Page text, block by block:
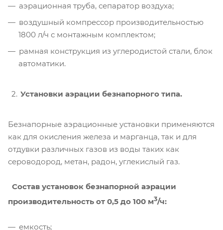
аэрационная труба, сепаратор воздуха;
воздушный компрессор производительностью
1800 л/ч с монтажным комплектом;
рамная конструкция из углеродистой стали, блок
автоматики.
Установки аэрации безнапорного типа.
Безнапорные аэрационные установки применяются
как для окисления железа и марганца, так и для
отдувки различных газов из воды таких как
сероводород, метан, радон, углекислый газ.
Состав установок безнапорной аэрации
производительность от 0,5 до 100 м3/ч:
емкость;